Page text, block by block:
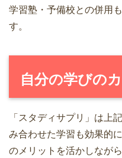
学習塾・予備校との併用
す。
自分の学びの
「スタディサプリ」は上
み合わせた学習も効果的
のメリットを活かしなが